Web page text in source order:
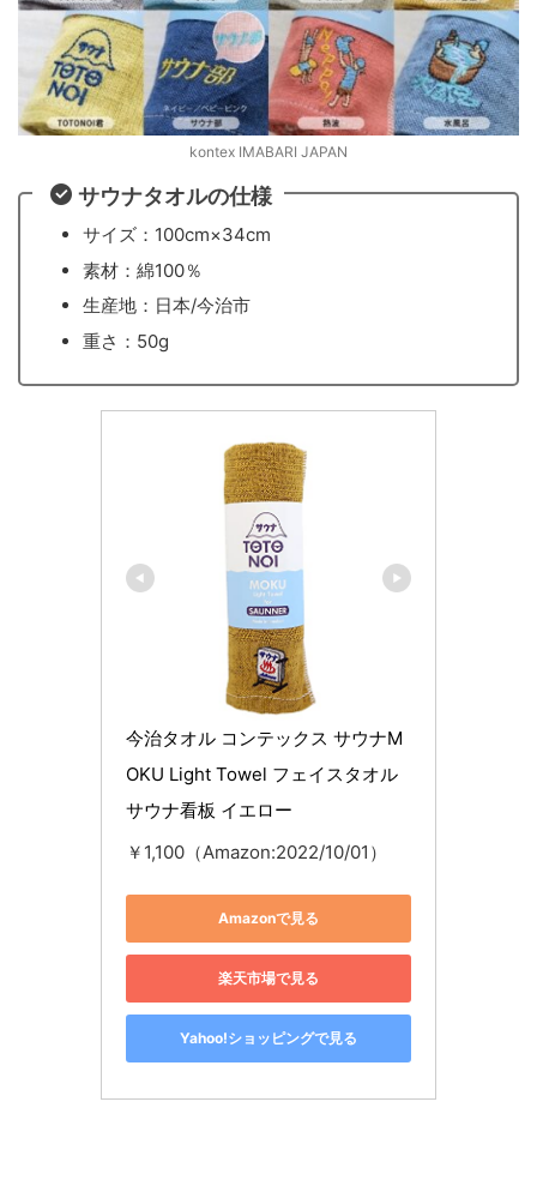
kontex IMABARI JAPAN
サウナタオルの仕様
サイズ：100cm×34cm
素材：綿100％
生産地：日本/今治市
重さ：50g
今治タオル コンテックス サウナM
OKU Light Towel フェイスタオル
サウナ看板 イエロー
￥1,100（Amazon:2022/10/01）
Amazonで見る
楽天市場で見る
Yahoo!ショッピングで見る